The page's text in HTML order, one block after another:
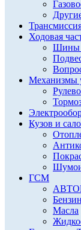
Ходовая
Шины
Механизмы
Кузов и
ГСМ
Масла